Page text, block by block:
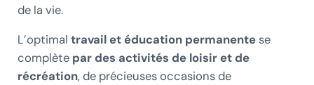
de la vie.
L’optimal travail et éducation permanentese
complète par des activités de loisir et de
récréation, de précieuses occasions de